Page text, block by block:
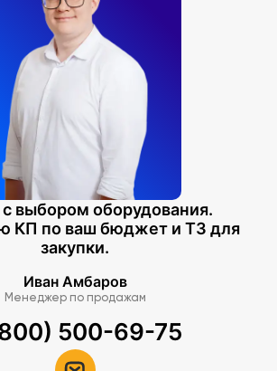
выбором оборудования.
КП по ваш бюджет и ТЗ для
закупки.
Иван Амбаров
Менеджер по продажам
500-69-75